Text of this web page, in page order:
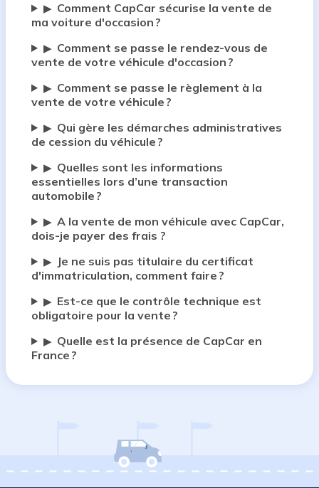
▶ Comment CapCar sécurise la vente de
ma voiture d'occasion ?
▶ Comment se passe le rendez-vous de
vente de votre véhicule d'occasion ?
▶ Comment se passe le règlement à la
vente de votre véhicule ?
▶ Qui gère les démarches administratives
de cession du véhicule ?
▶ Quelles sont les informations
essentielles lors d’une transaction
automobile ?
▶ A la vente de mon véhicule avec CapCar,
dois-je payer des frais ?
▶
Je ne suis pas titulaire du certificat
d'immatriculation, comment faire ?
▶ Est-ce que le contrôle technique est
obligatoire pour la vente ?
▶ Quelle est la présence de CapCar en
France ?